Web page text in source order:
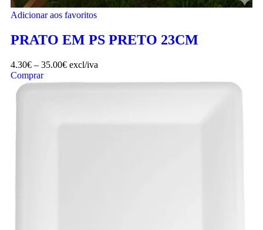
Adicionar aos favoritos
PRATO EM PS PRETO 23CM
4.30€ – 35.00€ excl/iva
Comprar